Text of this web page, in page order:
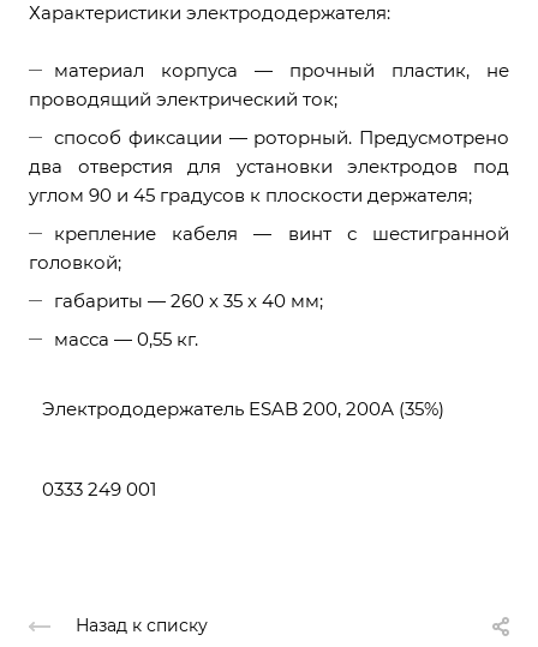
Характеристики электрододержателя:
материал корпуса — прочный пластик, не
проводящий электрический ток;
способ фиксации — роторный. Предусмотрено
два отверстия для установки электродов под
углом 90 и 45 градусов к плоскости держателя;
крепление кабеля — винт с шестигранной
головкой;
габариты — 260 x 35 x 40 мм;
масса — 0,55 кг.
Электрододержатель ESAB 200, 200А (35%)
0333 249 001
Назад к списку